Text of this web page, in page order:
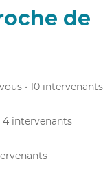
de
• 10 intervenants
4 intervenants